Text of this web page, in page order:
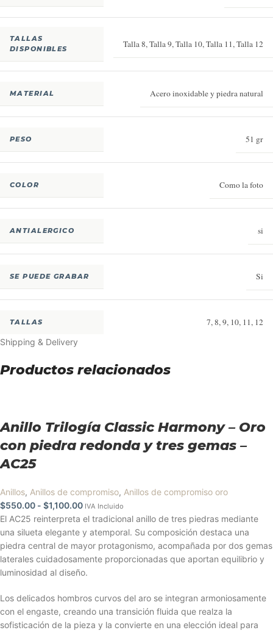
TALLAS
DISPONIBLES
Talla 8,Talla 9,Talla 10,Talla 11,Talla 12
MATERIAL Acero inoxidable y piedra natural
PESO 51 gr
COLOR Como la foto
ANTIALERGICO si
SE PUEDE GRABAR Si
TALLAS 7,8,9, 10, 11, 12
Shipping & Delivery
Productos relacionados
Anillo Trilogía Classic Harmony – Oro
con piedra redonda y tres gemas –
AC25
Anillos, Anillos de compromiso, Anillos de compromiso oro
$550.00 - $1,100.00 IVA Incluido
El AC25 reinterpreta el tradicional anillo de tres piedras mediante
una silueta elegante y atemporal. Su composición destaca una
piedra central de mayor protagonismo, acompañada por dos gemas
laterales cuidadosamente proporcionadas que aportan equilibrio y
luminosidad al diseño.
Los delicados hombros curvos del aro se integran armoniosamente
con el engaste, creando una transición fluida que realza la
sofisticación de la pieza y la convierte en una elección ideal para